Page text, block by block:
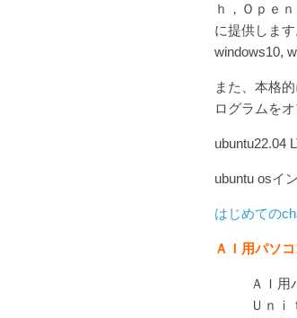
ｈ，Ｏｐｅ
に提供しま
windows10,
また、本格
ログラムを
ubuntu22.04
ubuntu osイ
はじめての
ＡＩ用パソ
ＡＩ
Ｕｎ